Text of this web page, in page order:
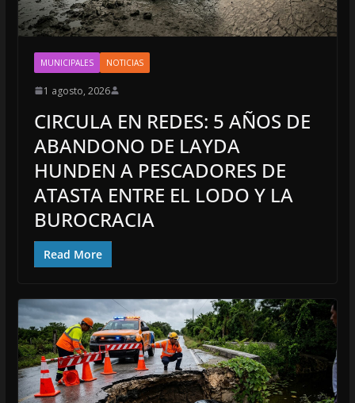
MUNICIPALES NOTICIAS
1 agosto, 2026
CIRCULA EN REDES: 5 AÑOS DE
ABANDONO DE LAYDA
HUNDEN A PESCADORES DE
ATASTA ENTRE EL LODO Y LA
BUROCRACIA
Read More